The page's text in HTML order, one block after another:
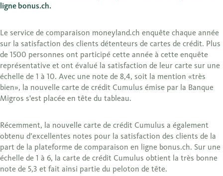
ligne bonus.ch.
Le service de comparaison moneyland.ch enquête chaque année
sur la satisfaction des clients détenteurs de cartes de crédit. Plus
de 1500 personnes ont participé cette année à cette enquête
représentative et ont évalué la satisfaction de leur carte sur une
échelle de 1 à 10. Avec une note de 8,4, soit la mention «très
bien», la nouvelle carte de crédit Cumulus émise par la Banque
Migros s'est placée en tête du tableau.
Récemment, la nouvelle carte de crédit Cumulus a également
obtenu d’excellentes notes pour la satisfaction des clients de la
part de la plateforme de comparaison en ligne bonus.ch. Sur une
échelle de 1 à 6, la carte de crédit Cumulus obtient la très bonne
note de 5,3 et fait ainsi partie du peloton de tête.